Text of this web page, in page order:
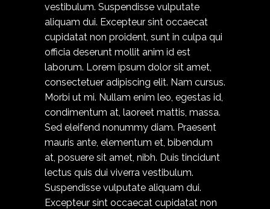
vestibulum. Suspendisse vulputate
aliquam dui. Excepteur sint occaecat
cupidatat non proident, sunt in culpa qui
officia deserunt mollit anim id est
laborum. Lorem ipsum dolor sit amet,
consectetuer adipiscing elit. Nam cursus.
Morbi ut mi. Nullam enim leo, egestas id,
condimentum at, laoreet mattis, massa.
Sed eleifend nonummy diam. Praesent
mauris ante, elementum et, bibendum
at, posuere sit amet, nibh. Duis tincidunt
lectus quis dui viverra vestibulum.
Suspendisse vulputate aliquam dui.
Excepteur sint occaecat cupidatat non